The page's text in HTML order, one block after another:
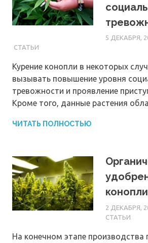
5 ДЕКАБРЯ,
СТАТЬИ
Курение конопли в некоторых
вызывать повышение уровня
тревожности и проявление
Кроме того, данные растения
ЧИТАТЬ ПОЛНОСТЬЮ
конопли
2 ДЕКАБРЯ,
СТАТЬИ
На конечном этапе производства